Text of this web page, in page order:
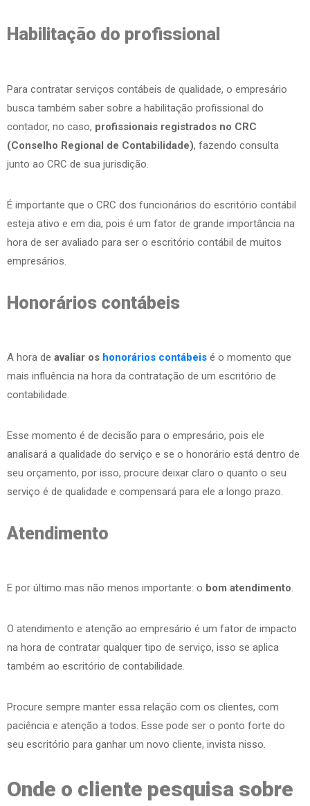
Habilitação do profissional
Para contratar serviços contábeis de qualidade, o empresário
busca também saber sobre a habilitação profissional do
contador, no caso, profissionais registrados no CRC
(Conselho Regional de Contabilidade), fazendo consulta
junto ao CRC de sua jurisdição.
É importante que o CRC dos funcionários do escritório contábil
esteja ativo e em dia, pois é um fator de grande importância na
hora de ser avaliado para ser o escritório contábil de muitos
empresários.
Honorários contábeis
A hora de avaliar os honorários contábeis é o momento que
mais influência na hora da contratação de um escritório de
contabilidade.
Esse momento é de decisão para o empresário, pois ele
analisará a qualidade do serviço e se o honorário está dentro de
seu orçamento, por isso, procure deixar claro o quanto o seu
serviço é de qualidade e compensará para ele a longo prazo.
Atendimento
E por último mas não menos importante: o bom atendimento.
O atendimento e atenção ao empresário é um fator de impacto
na hora de contratar qualquer tipo de serviço, isso se aplica
também ao escritório de contabilidade.
Procure sempre manter essa relação com os clientes, com
paciência e atenção a todos. Esse pode ser o ponto forte do
seu escritório para ganhar um novo cliente, invista nisso.
Onde o cliente pesquisa sobre